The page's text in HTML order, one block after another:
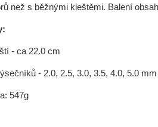
než s běžnými kleštěmi. Balení
- ca 22.0 cm
- 2.0, 2.5, 3.0, 3.5, 4.0, 5.0 mm
547g